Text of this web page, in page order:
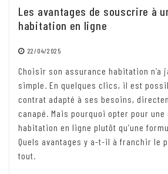
Les avantages de souscrire à
habitation en ligne
22/04/2025
Choisir son assurance habitation n’a
simple. En quelques clics, il est
contrat adapté à ses besoins,
canapé. Mais pourquoi opter pour une
habitation en ligne plutôt qu’une
Quels avantages y a-t-il à franchir le
tout.